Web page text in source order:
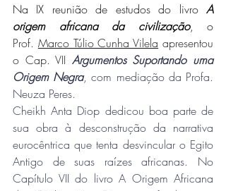
Na IX reunião de estudos do livro A
origem africana da civilização
Prof. Marco Túlio Cunha Vilela apresentou
o Cap. VII Argumentos Suportando uma
Origem Negra, com mediação da Profa.
Neuza Peres.
Cheikh Anta Diop dedicou boa parte de
sua obra à desconstrução da narrativa
eurocêntrica que tenta desvincular o Egito
Antigo de suas raízes africanas. No
Capítulo VII do livro A Origem Africana